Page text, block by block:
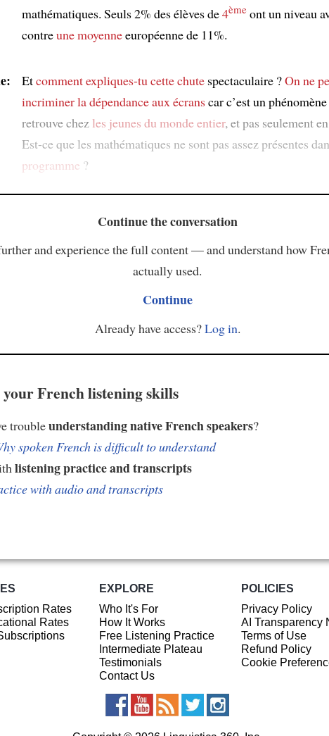
mathématiques. Seuls 2% des élèves de4ème ont un niveau
contreune moyenneeuropéenne de 11%.
Etcomment expliques-tucette chute spectaculaire ?On ne
incriminerla dépendance aux écranscar c’est un phénomène
retrouve chez les jeunes du monde entier, et pas seulement
Est-ce que les mathématiques ne sont pas assez présentes
programme ?
Continue the conversation
and experience the full content — and understand how
actually used.
Continue
Already have access?Log in.
French listening skills
troubleunderstanding native French speakers?
spoken French is difficult to understand
listening practice and transcripts
with audio and transcripts
Rates
Rates
EXPLORE
Who It's For
How It Works
Free Listening Practice
Intermediate Plateau
Testimonials
Contact Us
POLICIES
Privacy Policy
AI Transparency
Terms of Use
Refund Policy
Cookie